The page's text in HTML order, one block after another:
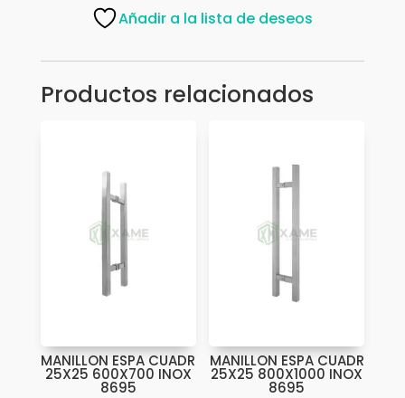
25X38X120CMAñadir a la lista de deseos
Productos relacionados
MANILLON ESPA CUADR
25X25 600X700 INOX
8695
MANILLON ESPA CUADR
25X25 800X1000 INOX
8695